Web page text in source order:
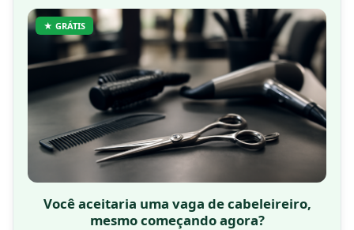
★ GRÁTIS
Você aceitaria uma vaga de cabeleireiro,
mesmo começando agora?